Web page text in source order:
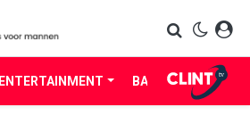
ENTERTAINMENT BABES LIFE